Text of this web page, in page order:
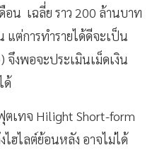
อน เฉลี่ย ราว 200 ล้านบาท
ต่การทำรายได้ดีจะเป็น
จึงพอจะประเมินเม็ดเงิน
ด้
เทจ Hilight Short-form
ฮไลต์ย้อนหลัง อาจไม่ได้